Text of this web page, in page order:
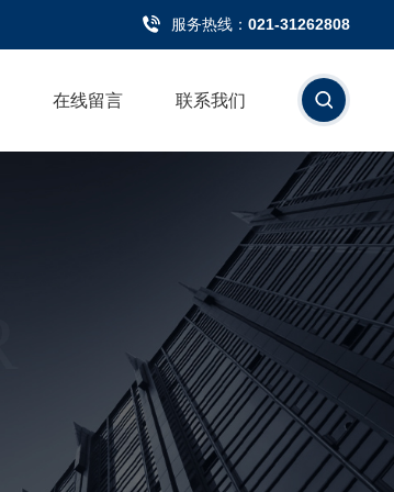
服务热线： 021-31262808
在线留言 联系我们